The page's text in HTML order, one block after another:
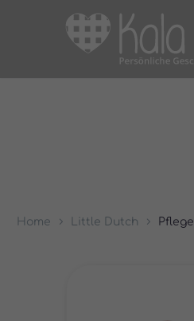
Home Little Dutch Pflege